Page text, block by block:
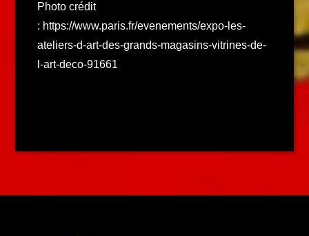
Photo crédit
: https://www.paris.fr/evenements/expo-les-
ateliers-d-art-des-grands-magasins-vitrines-de-
l-art-deco-91661